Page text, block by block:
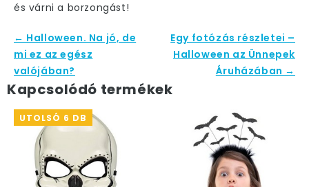
és várni a borzongást!
Egy fotózás részletei –
Halloween az Ünnepek
Áruházában →
← Halloween. Na jó, de
mi ez az egész
valójában?
Kapcsolódó termékek
UTOLSÓ 6 DB